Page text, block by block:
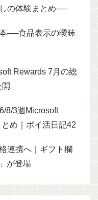
の体験まとめ──
──食品表示の曖昧
Rewards 7月の総
8/3週Microsoft
め｜ポイ活日記42
連携へ｜ギフト欄
が登場